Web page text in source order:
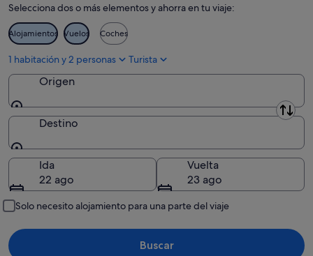
ago
ago
-
16
ago
Selecciona dos o más elementos y ahorra en tu viaje:
Alojamientos Vuelos Coches
1 habitación y 2 personas Turista
Origen
Origen
Destino
Destino
Ida
22 ago
Vuelta
23 ago
Solo necesito alojamiento para una parte del viaje
Buscar